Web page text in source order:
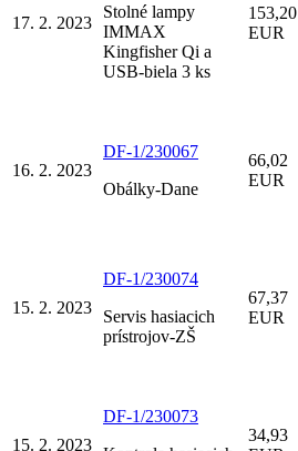
17. 2. 2023
Stolné lampy
IMMAX
Kingfisher Qi a
USB-biela 3 ks
153,20
EUR
16. 2. 2023
DF-1/230067
Obálky-Dane
66,02
EUR
15. 2. 2023
DF-1/230074
Servis hasiacich
prístrojov-ZŠ
67,37
EUR
15. 2. 2023
DF-1/230073
34,93